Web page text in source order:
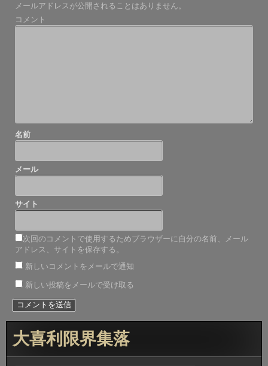
ゲ
ー
メールアドレスが公開されることはありません。
コメント
名前
メール
サイト
次回のコメントで使用するためブラウザーに自分の名前、メール
アドレス、サイトを保存する。
新しいコメントをメールで通知
新しい投稿をメールで受け取る
大喜利限界集落